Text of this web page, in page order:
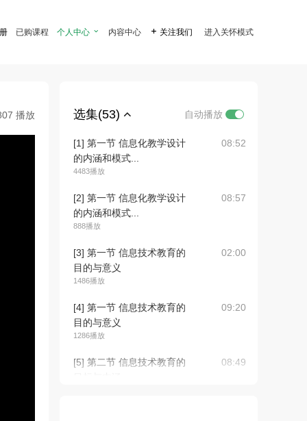
已购课程 个人中心  内容中心  关注我们 进入关怀模式
播放 选集(53) 自动播放
[1] 第一节 信息化教学设计
的内涵和模式...
4483播放
08:52
[2] 第一节 信息化教学设计
的内涵和模式...
888播放
08:57
[3] 第一节 信息技术教育的
目的与意义
1486播放
02:00
[4] 第一节 信息技术教育的
目的与意义
1286播放
09:20
[5] 第二节 信息技术教育的
08:49